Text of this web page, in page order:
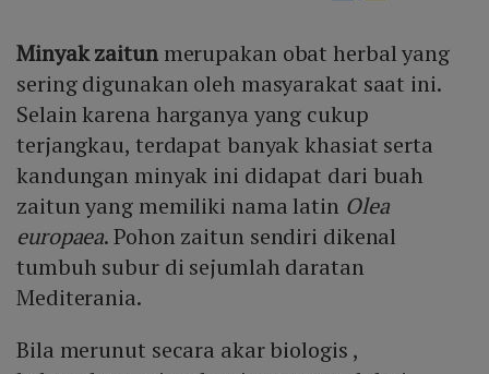
Minyak zaitunmerupakan obat herbal yang
sering digunakan oleh masyarakat saat ini.
Selain karena harganya yang cukup
terjangkau, terdapat banyak khasiat serta
kandungan minyak ini didapat dari buah
zaitun yang memiliki nama latin Olea
europaea. Pohon zaitun sendiri dikenal
tumbuh subur di sejumlah daratan
Mediterania.
Bila merunut secara akar biologis ,